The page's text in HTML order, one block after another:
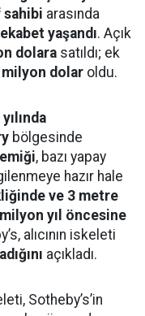
arasında
yaşandı. Açık
dolara satıldı; ek
milyon dolar oldu.
bölgesinde
, bazı yapay
hazır hale
ve 3 metre
yıl öncesine
alıcının iskeleti
açıkladı.
Sotheby’s’in